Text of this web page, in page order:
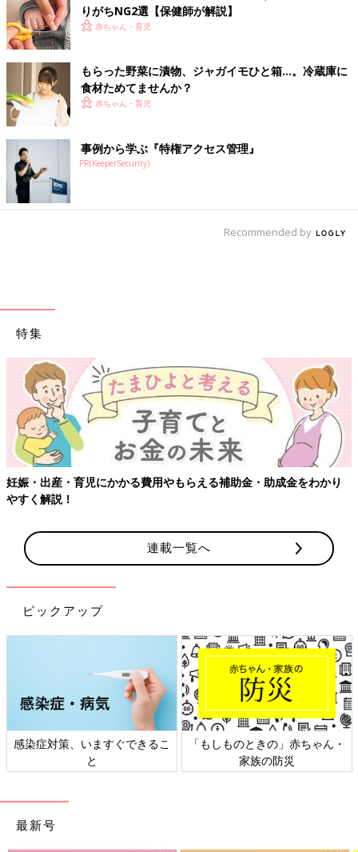
りがちNG2選【保健師が解説】
赤ちゃん・育児
もらった野菜に漬物、ジャガイモひと箱…。冷蔵庫に
食材ためてませんか？
赤ちゃん・育児
事例から学ぶ『特権アクセス管理』
PR(KeeperSecurity)
Recommended by
特集
妊娠・出産・育児にかかる費用やもらえる補助金・助成金をわかり
やすく解説！
連載一覧へ
ピックアップ
感染症対策、いますぐできるこ
と
「もしものときの」赤ちゃん・
家族の防災
最新号